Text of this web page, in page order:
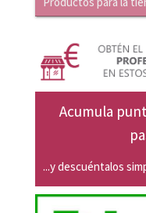
Acumula
...y descuéntalos